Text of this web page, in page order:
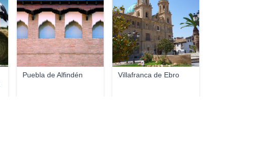
Puebla de Alfindén Villafranca de Ebro